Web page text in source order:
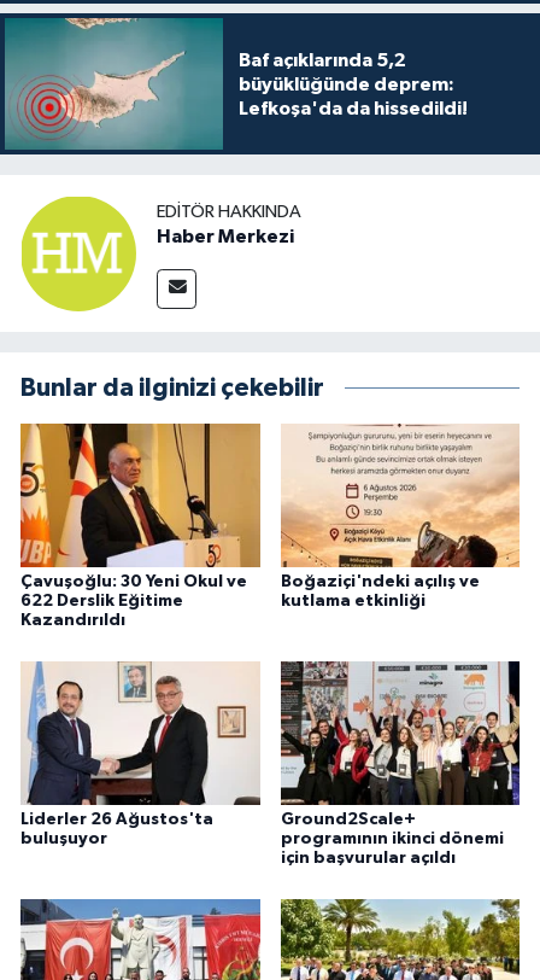
Baf açıklarında 5,2
büyüklüğünde deprem:
Lefkoşa'da da hissedildi!
EDITÖR HAKKINDA
Haber Merkezi
Bunlar da ilginizi çekebilir
Çavuşoğlu: 30 Yeni Okul ve
622 Derslik Eğitime
Kazandırıldı
Boğaziçi'ndeki açılış ve
kutlama etkinliği
Liderler 26 Ağustos'ta
buluşuyor
Ground2Scale+
programının ikinci dönemi
için başvurular açıldı